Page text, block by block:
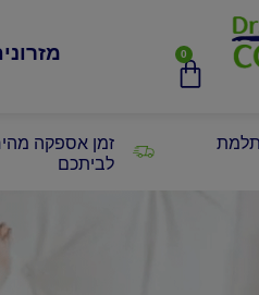
0
זמן אספקה
לביתכם